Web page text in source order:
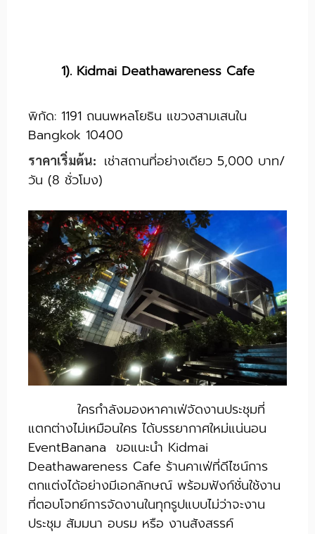
1). Kidmai Deathawareness Cafe
พิกัด: 1191 ถนนพหลโยธิน แขวงสามเสนใน
Bangkok 10400
ราคาเริ่มต้น: เช่าสถานที่อย่างเดียว 5,000 บาท/
วัน (8 ชั่วโมง)
ใครกำลังมองหาคาเฟ่จัดงานประชุมที่
แตกต่างไม่เหมือนใคร ได้บรรยากาศใหม่แน่นอน
EventBanana ขอแนะนำ Kidmai
Deathawareness Cafe ร้านคาเฟ่ที่ดีไซน์การ
ตกแต่งได้อย่างมีเอกลักษณ์ พร้อมฟังก์ชั่นใช้งาน
ที่ตอบโจทย์การจัดงานในทุกรูปแบบไม่ว่าจะงาน
ประชุม สัมมนา อบรม หรือ งานสังสรรค์